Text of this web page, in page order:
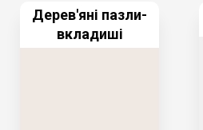
Дерев'яні пазли-
вкладиші